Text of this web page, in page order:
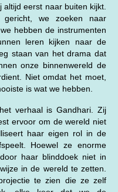
altijd eerst naar buiten kijkt.
we zoeken naar
hebben de instrumenten
leren kijken naar de
staan van het drama dat
onze binnenwereld de
Niet omdat het moet,
is wat we hebben.
verhaal is Gandhari. Zij
ervoor om de wereld niet
haar eigen rol in de
Hoewel ze enorme
haar blinddoek niet in
in de wereld te zetten.
te zien die ze zelf